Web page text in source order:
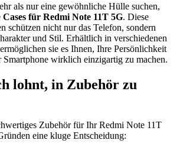
als nur eine gewöhnliche Hülle suchen,
Cases für Redmi Note 11T 5G. Diese
schützen nicht nur das Telefon, sondern
und Stil. Erhältlich in verschiedenen
sie es Ihnen, Ihre Persönlichkeit
Smartphone wirklich einzigartig zu machen.
lohnt, in Zubehör zu
Zubehör für Ihr Redmi Note 11T
eine kluge Entscheidung: